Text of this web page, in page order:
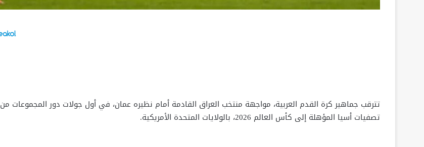
تترقب جماهير كرة القدم العربية، مواجهة منتخب العراق القادمة أمام نظيره عمان، في أول جولات دور المجموعات من
تصفيات أسيا المؤهلة إلى كأس العالم 2026، بالولايات المتحدة الأمريكية.